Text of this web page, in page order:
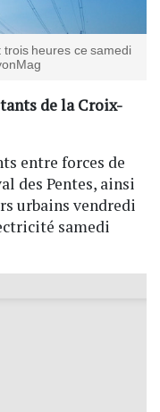
heures ce samedi
de la Croix-
entre forces de
des Pentes, ainsi
urbains vendredi
samedi